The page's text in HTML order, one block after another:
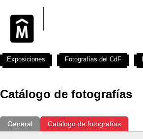
Catálogo de fotografías
General Catálogo de fotografías
Exposiciones Fotografías del CdF